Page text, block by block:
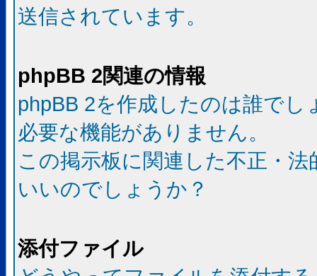
送信されています。
phpBB 2関連の情報
phpBB 2を作成したのは誰でし
必要な機能がありません。
この掲示板に関連した不正・
いいのでしょうか？
添付ファイル